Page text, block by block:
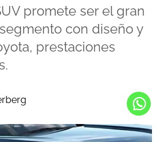
promete ser el gran
con diseño y
prestaciones